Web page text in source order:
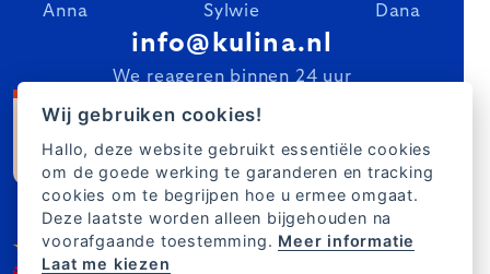
Anna Sylwie Dana
info@kulina.nl
We reageren binnen 24 uur
Wij gebruiken cookies!
Hallo, deze website gebruikt essentiële cookies
om de goede werking te garanderen en tracking
cookies om te begrijpen hoe u ermee omgaat.
Deze laatste worden alleen bijgehouden na
voorafgaande toestemming. Meer informatie
Laat me kiezen